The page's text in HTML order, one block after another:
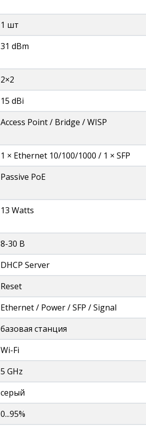
1 шт
31 dBm
2×2
15 dBi
Access Point / Bridge / WISP
1 × Ethernet 10/100/1000 / 1 × SFP
Passive PoE
13 Watts
8-30 В
DHCP Server
Reset
Ethernet / Power / SFP / Signal
базовая станция
Wi-Fi
5 GHz
серый
0...95%